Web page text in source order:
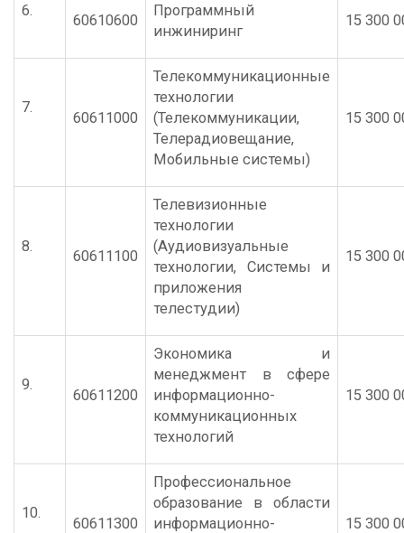
6.
60610600
Программный
инжиниринг
15 300
7.
60611000
Телекоммуникационные
технологии
(Телекоммуникации,
Телерадиовещание,
Мобильные системы)
15 300
8.
60611100
Телевизионные
технологии
(Аудиовизуальные
технологии, Системы и
приложения
телестудии)
15 300
9.
60611200
Экономика и
менеджмент в сфере
информационно-
коммуникационных
технологий
15 300
10.
60611300
Профессиональное
образование в области
информационно-
15 300